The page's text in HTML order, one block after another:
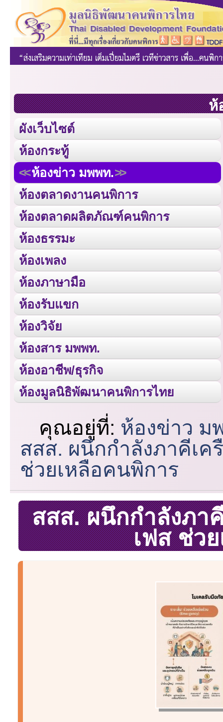
ห้
ผังเว็บไซต์
ห้องกระทู้
ห้องข่าว มพพท.
ห้องตลาดงานคนพิการ
ห้องตลาดผลิตภัณฑ์คนพิการ
ห้องธรรมะ
ห้องเพลง
ห้องภาษามือ
ห้องรับแขก
ห้องวิจัย
ห้องสาร มพพท.
ห้องอาชีพ/ธุรกิจ
ห้องมูลนิธิพัฒนาคนพิการไทย
คุณอยู่ที่: ห้องข่าว ม
สสส. ผนึกกำลังภาคีเค
ช่วยเหลือคนพิการ
สสส. ผนึกกำลังภา
เฟส ช่ว